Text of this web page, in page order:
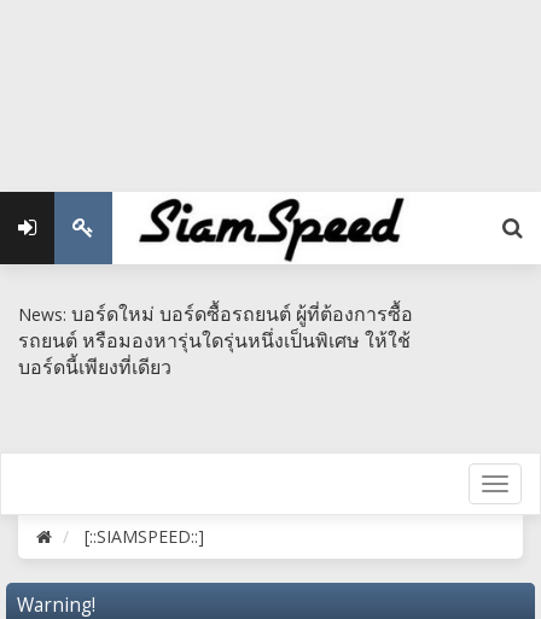
News: บอร์ดใหม่ บอร์ดซื้อรถยนต์ ผู้ที่ต้องการซื้อ
รถยนต์ หรือมองหารุ่นใดรุ่นหนึ่งเป็นพิเศษ​ ให้ใช้
บอร์ดนี้เพียงที่เดียว
[::SIAMSPEED::]
Warning!